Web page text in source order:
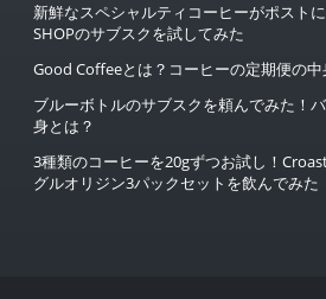
新鮮なスペシャルティコーヒーがポストに
SHOPのサブスクを試してみた
Good Coffeeとは？コーヒーの定期便の中
ブルーボトルのサブスクを頼んでみた！
身とは？
3種類のコーヒーを20gずつお試し！
グルオリジン3パックセットを飲んでみた